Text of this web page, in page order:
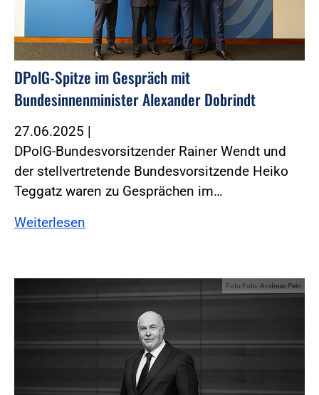
DPolG-Spitze im Gespräch mit
Bundesinnenminister Alexander Dobrindt
27.06.2025 |
DPolG-Bundesvorsitzender Rainer Wendt und
der stellvertretende Bundesvorsitzende Heiko
Teggatz waren zu Gesprächen im…
Weiterlesen
Foto:Foto: Andreas Pein